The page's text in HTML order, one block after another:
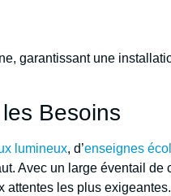
garantissant une
Besoins
lumineux, d’enseignes
Avec un large éventail de
attentes les plus exigeantes.